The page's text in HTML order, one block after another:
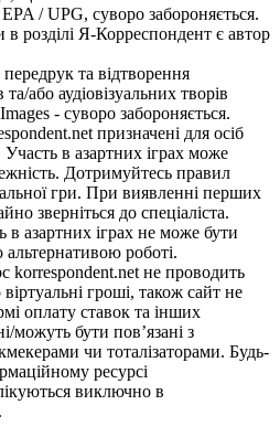
/ UPG, суворо забороняється.
в розділі Я-Корреспондент є автор
та відтворення
або аудіовізуальних творів
- суворо забороняється.
призначені для осіб
в азартних іграх може
Дотримуйтесь правил
гри. При виявленні перших
зверніться до спеціаліста.
в азартних іграх не може бути
роботі.
korrespondent.net не проводить
віртуальні гроші, також сайт не
оплату ставок та інших
можуть бути пов’язані з
чи тоталізаторами. Будь-
ресурсі
виключно в